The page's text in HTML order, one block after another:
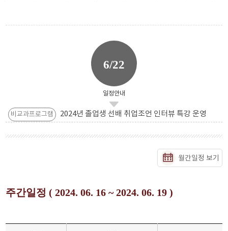
6/22
일정안내
비교과프로그램 2024년 졸업생 선배 취업조언 인터뷰 특강 운영
월간일정 보기
주간일정 ( 2024. 06. 16 ~ 2024. 06. 19 )